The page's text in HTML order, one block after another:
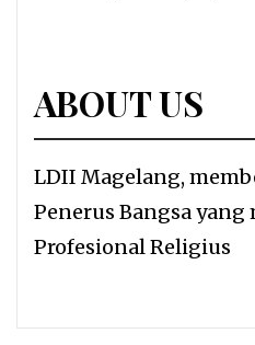
ABOUT US
LDII Magelang,
Penerus Bangsa
Profesional Religius